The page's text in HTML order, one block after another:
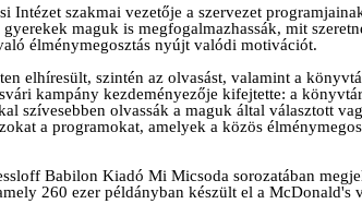
Intézet szakmai vezetője a szervezet
maguk is megfogalmazhassák, mit
élménymegosztás nyújt valódi motivációt.
elhíresült, szintén az olvasást, valamint a
kampány kezdeményezője kifejtette: a
szívesebben olvassák a maguk által választott
a programokat, amelyek a közös
Babilon Kiadó Mi Micsoda sorozatában
260 ezer példányban készült el a McDonald's